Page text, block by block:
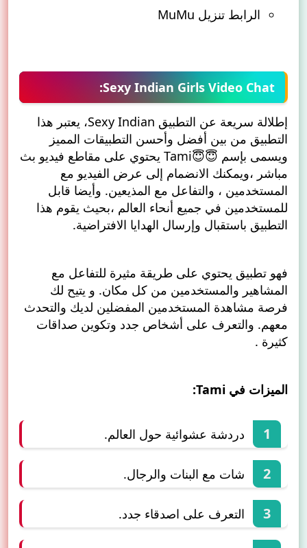
الرابط تنزيل MuMu
Sexy Indian Girls Video Chat:
إطلالة سريعة عن التطبيق Sexy Indian، يعتبر هذا
التطبيق من بين أفضل وأحسن التطبيقات المميز
ويسمى بإسم 😇😇Tami يحتوي على مقاطع فيديو بث
مباشر ،ويمكنك الانضمام إلى عرض الفيديو مع
المستخدمين ، والتفاعل مع المذيعين. وأيضا قابل
للمستخدمين في جميع أنحاء العالم ،بحيث يقوم هذا
التطبيق باستقبال وإرسال الهدايا الافتراضية.
فهو تطبيق يحتوي على طريقة مثيرة للتفاعل مع
المشاهير والمستخدمين من كل مكان. و يتيح لك
فرصة مشاهدة المستخدمين المفضلين لديك والتحدث
معهم. والتعرف على أشخاص جدد وتكوين صداقات
كثيرة .
الميزات في Tami:
دردشة عشوائية حول العالم.
شات مع البنات والرجال.
التعرف على اصدقاء جدد.